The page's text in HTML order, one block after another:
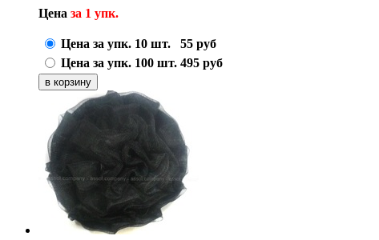
Цена за 1 упк.
Цена за упк. 10 шт. 55 руб
Цена за упк. 100 шт. 495 руб